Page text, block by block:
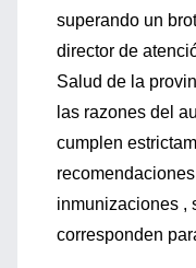
superando un
director de
Salud de la
las razones del
cumplen
inmunizaciones ,
corresponden